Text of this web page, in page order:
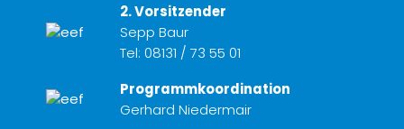
2. Vorsitzender
Sepp Baur
Tel: 08131 / 73 55 01
Programmkoordination
Gerhard Niedermair